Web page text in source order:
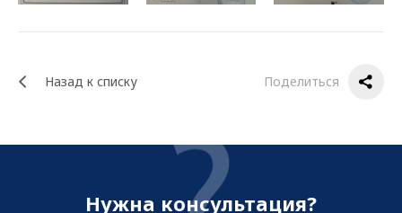
Назад к списку Поделиться
Нужна консультация?